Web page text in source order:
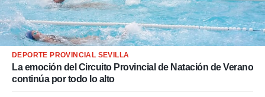
DEPORTE PROVINCIAL SEVILLA
La emoción del Circuito Provincial de Natación de Verano
continúa por todo lo alto